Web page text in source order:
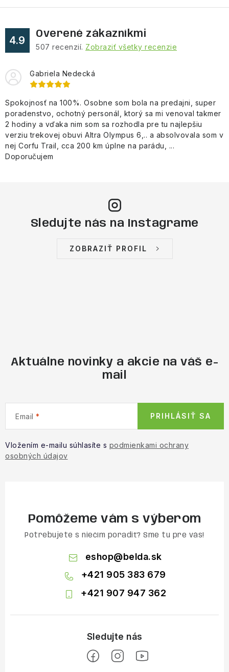
v
p
i
u
4.9
Overené zákazníkmi
507 recenzií. Zobraziť všetky recenzie
Gabriela Nedecká
Spokojnosť na 100%. Osobne som bola na predajni, super
poradenstvo, ochotný personál, ktorý sa mi venoval takmer
2 hodiny a vďaka nim som sa rozhodla pre tu najlepšiu
verziu trekovej obuvi Altra Olympus 6,.. a absolvovala som v
nej Corfu Trail, cca 200 km úplne na parádu, ...
Doporučujem
Sledujte nás na Instagrame
ZOBRAZIŤ PROFIL
Aktuálne novinky a akcie na váš e-
mail
Email
Vložením e-mailu súhlasíte s podmienkami ochrany
osobných údajov
PRIHLÁSIŤ SA
Pomôžeme vám s výberom
Potrebujete s niečím poradiť? Sme tu pre vás!
eshop@belda.sk
+421 905 383 679
+421 907 947 362